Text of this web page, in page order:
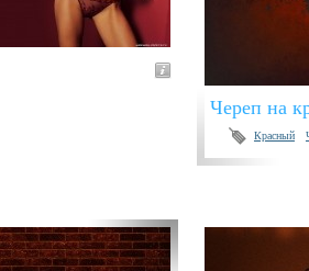
Череп на
Красный